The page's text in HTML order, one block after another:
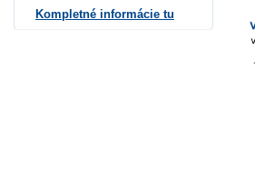
Kompletné informácie tu